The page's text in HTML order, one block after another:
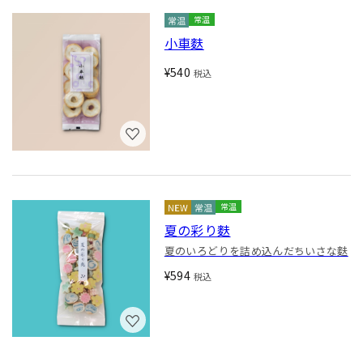
常温
小車麩
¥540 税込
常温
夏の彩り麩
夏のいろどりを詰め込んだちいさな麩
¥594 税込